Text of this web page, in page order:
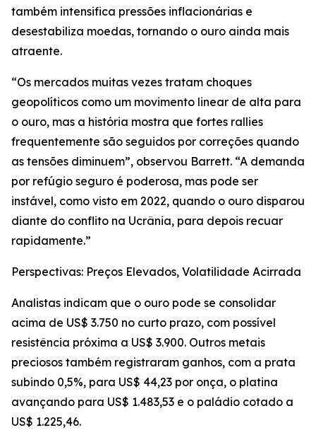
também intensifica pressões inflacionárias e
desestabiliza moedas, tornando o ouro ainda mais
atraente.
“Os mercados muitas vezes tratam choques
geopolíticos como um movimento linear de alta para
o ouro, mas a história mostra que fortes rallies
frequentemente são seguidos por correções quando
as tensões diminuem”, observou Barrett. “A demanda
por refúgio seguro é poderosa, mas pode ser
instável, como visto em 2022, quando o ouro disparou
diante do conflito na Ucrânia, para depois recuar
rapidamente.”
Perspectivas: Preços Elevados, Volatilidade Acirrada
Analistas indicam que o ouro pode se consolidar
acima de US$ 3.750 no curto prazo, com possível
resistência próxima a US$ 3.900. Outros metais
preciosos também registraram ganhos, com a prata
subindo 0,5%, para US$ 44,23 por onça, o platina
avançando para US$ 1.483,53 e o paládio cotado a
US$ 1.225,46.